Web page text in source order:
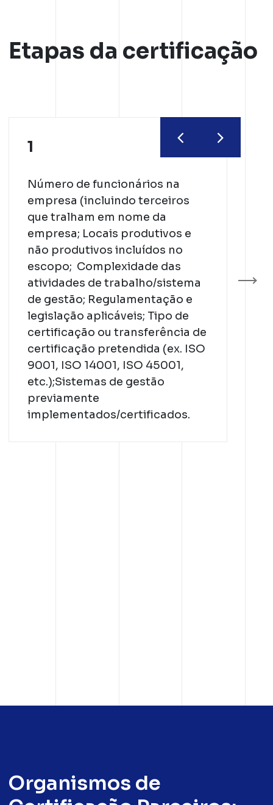
Etapas da certificação
1
Número de funcionários na
empresa (incluindo terceiros
que tralham em nome da
empresa;​ Locais produtivos e
não produtivos incluídos no
escopo; ​ Complexidade das
atividades de trabalho/sistema
de gestão;​ Regulamentação e
legislação aplicáveis;​ Tipo de
certificação ou transferência de
certificação pretendida (ex. ISO
9001, ISO 14001, ISO 45001,
etc.);​ Sistemas de gestão
previamente
implementados/certificados.​
Organismos de